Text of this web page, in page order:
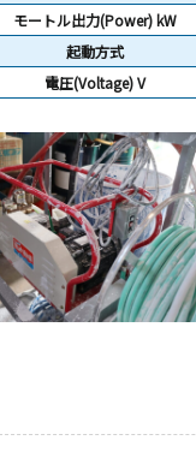
モートル出力(Power) kW
起動方式
電圧(Voltage) V